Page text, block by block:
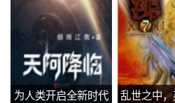
为人类开启全新时代 乱世之中